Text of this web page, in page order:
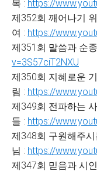
복 : https://
제352회 깨어나기
여 : https://
제351회 말씀과 순
v=3S57ciT2NXU
제350회 지혜로운
림 : https://
제349회 전파하는
들 : https://
제348회 구원해주시
님 : https://
제347회 믿음과 시